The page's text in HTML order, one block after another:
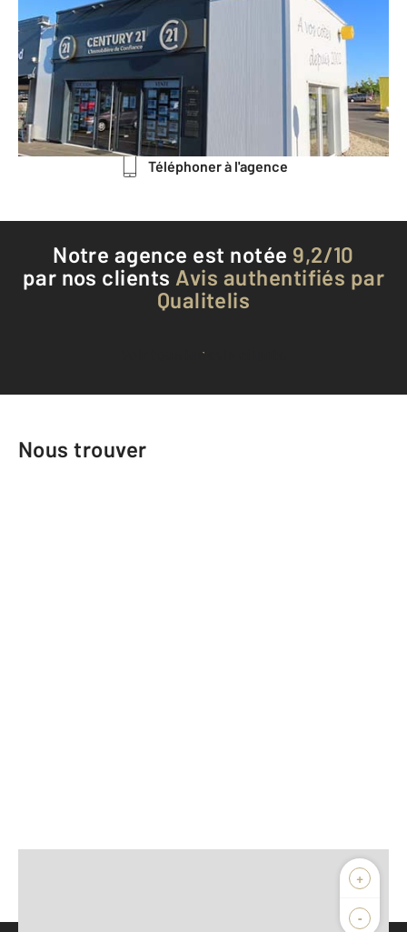
Confiance
1 rue Germaine Tillion
MIGNE AUXANCES - 86440
Envoyer un message
Téléphoner à l'agence
Notre agence est notée 9,2/10
par nos clients Avis authentifiés par
Qualitelis
Voir tous les avis clients
Nous trouver
+
-